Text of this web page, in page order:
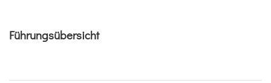
Führungsübersicht